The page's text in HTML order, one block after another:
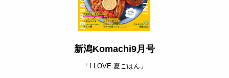
新潟Komachi9月号
「I LOVE 夏ごはん」